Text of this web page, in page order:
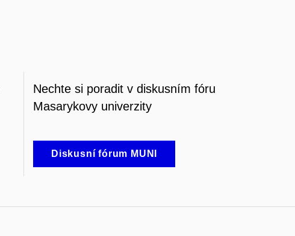
Nechte si poradit v diskusním fóru
Masarykovy univerzity
Diskusní fórum MUNI